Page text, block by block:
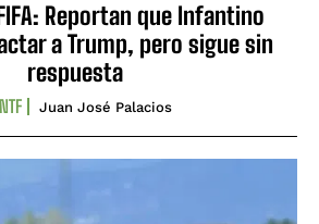
Reportan que Infantino
a Trump, pero sigue sin
respuesta
Juan José Palacios